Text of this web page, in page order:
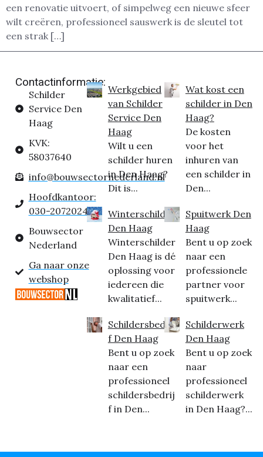
een renovatie uitvoert, of simpelweg een nieuwe sfeer
wilt creëren, professioneel sauswerk is de sleutel tot
een strak […]
Contactinformatie:
Schilder
Service Den
Haag
KVK:
58037640
info@bouwsectornederland.nl
Hoofdkantoor:
030-2072024
Bouwsector
Nederland
Ga naar onze
webshop
Werkgebied
van Schilder
Service Den
Haag
Wilt u een
schilder huren
in Den Haag?
Dit is...
Winterschilder
Den Haag
Winterschilder
Den Haag is dé
oplossing voor
iedereen die
kwalitatief...
Schildersbedrij
f Den Haag
Bent u op zoek
naar een
professioneel
schildersbedrij
f in Den...
Wat kost een
schilder in Den
Haag?
De kosten
voor het
inhuren van
een schilder in
Den...
Spuitwerk Den
Haag
Bent u op zoek
naar een
professionele
partner voor
spuitwerk...
Schilderwerk
Den Haag
Bent u op zoek
naar
professioneel
schilderwerk
in Den Haag?...